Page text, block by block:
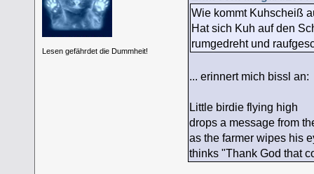
Lesen gefährdet die Dummheit!
Wie kommt Kuhscheiß
Hat sich Kuh auf den
rumgedreht und
... erinnert mich bissl an:
Little birdie flying high
drops a message from
as the farmer wipes his
thinks "Thank God that